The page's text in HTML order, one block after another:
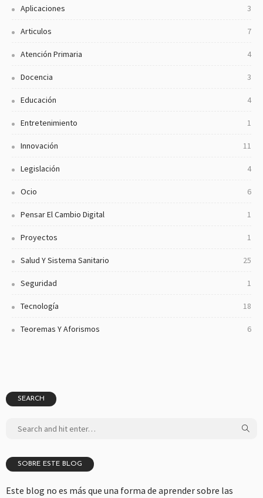
Aplicaciones 3
Articulos 7
Atención Primaria 4
Docencia 3
Educación 4
Entretenimiento 1
Innovación 11
Legislación 4
Ocio 6
Pensar El Cambio Digital 1
Proyectos 1
Salud Y Sistema Sanitario 25
Seguridad 1
Tecnología 18
Teoremas Y Aforismos 6
SEARCH
SOBRE ESTE BLOG
Este blog no es más que una forma de aprender sobre las